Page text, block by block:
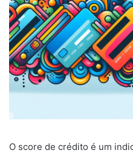
O score de crédito é um